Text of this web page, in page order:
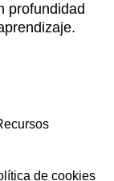
profundidad
de cookies